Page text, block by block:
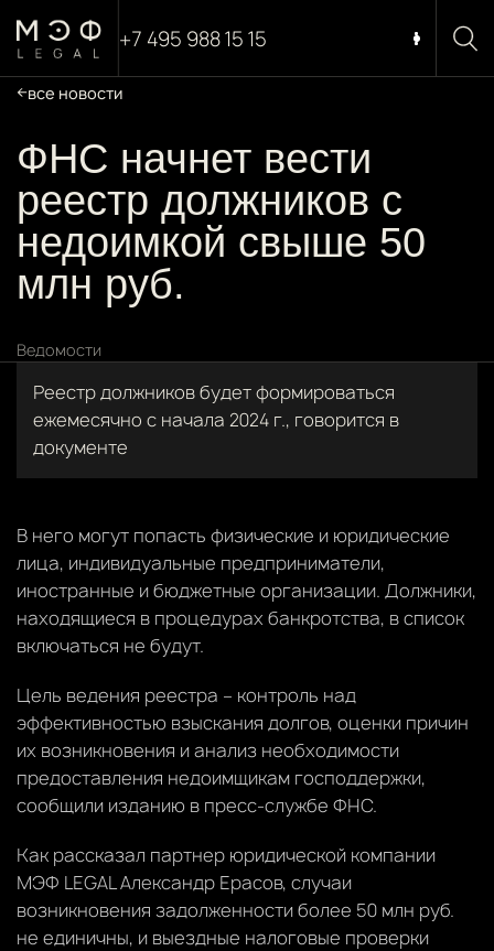
+7 495 988 15 15
все новости
ФНС начнет вести
реестр должников с
недоимкой свыше 50
млн руб.
Ведомости
Реестр должников будет формироваться
ежемесячно с начала 2024 г., говорится в
документе
В него могут попасть физические и юридические
лица, индивидуальные предприниматели,
иностранные и бюджетные организации. Должники,
находящиеся в процедурах банкротства, в список
включаться не будут.
Цель ведения реестра – контроль над
эффективностью взыскания долгов, оценки причин
их возникновения и анализ необходимости
предоставления недоимщикам господдержки,
сообщили изданию в пресс-службе ФНС.
Как рассказал партнер юридической компании
МЭФ LEGAL Александр Ерасов, случаи
возникновения задолженности более 50 млн руб.
не единичны, и выездные налоговые проверки